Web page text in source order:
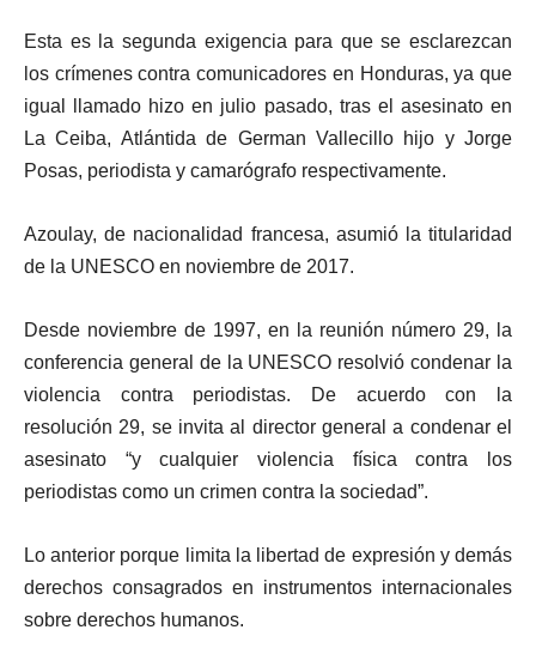
Esta es la segunda exigencia para que se esclarezcan
los crímenes contra comunicadores en Honduras, ya que
igual llamado hizo en julio pasado, tras el asesinato en
La Ceiba, Atlántida de German Vallecillo hijo y Jorge
Posas, periodista y camarógrafo respectivamente.
Azoulay, de nacionalidad francesa, asumió la titularidad
de la UNESCO en noviembre de 2017.
Desde noviembre de 1997, en la reunión número 29, la
conferencia general de la UNESCO resolvió condenar la
violencia contra periodistas. De acuerdo con la
resolución 29, se invita al director general a condenar el
asesinato “y cualquier violencia física contra los
periodistas como un crimen contra la sociedad”.
Lo anterior porque limita la libertad de expresión y demás
derechos consagrados en instrumentos internacionales
sobre derechos humanos.